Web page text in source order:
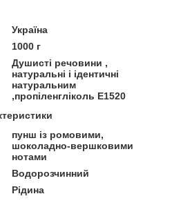
Україна
1000 г
Душисті речовини ,
натуральні і ідентичні
натуральним
,пропіленгліколь Е1520
пунш із ромовими,
шоколадно-вершковими
нотами
Водорозчинний
Рідина